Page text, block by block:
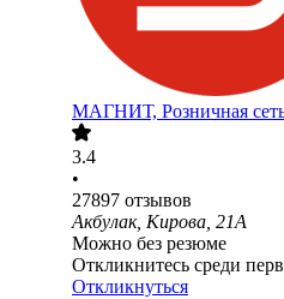
МАГНИТ, Розничная
3.4
•
27897 отзывов
Акбулак, Кирова, 21А
Можно без резюме
Откликнитесь среди
Откликнуться